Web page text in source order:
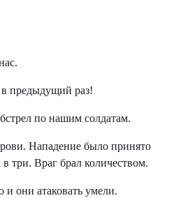
в предыдущий раз!
по нашим солдатам.
Нападение было принято
три. Враг брал количеством.
они атаковать умели.